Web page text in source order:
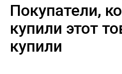
Покупатели,
купили этот
купили